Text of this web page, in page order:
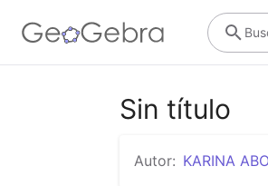
Sin título
Autor: KARINA